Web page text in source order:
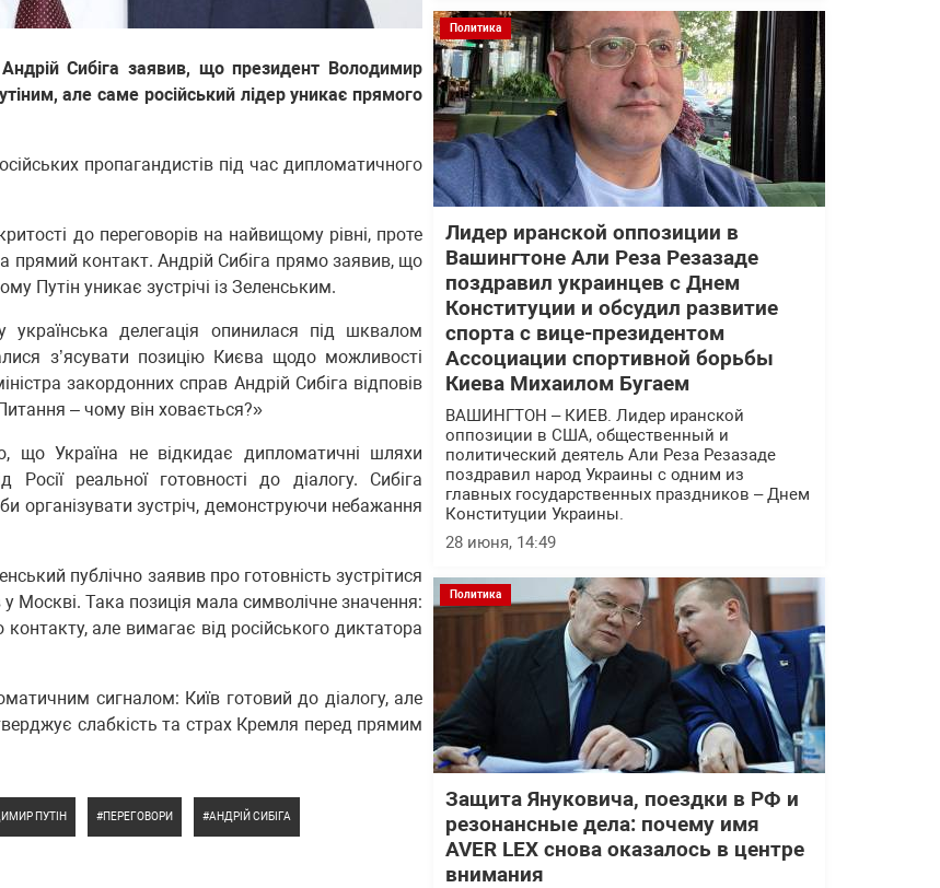
Сибіга заявив, що президент Володимир
але саме російський лідер уникає прямого
пропагандистів під час дипломатичного
до переговорів на найвищому рівні, проте
прямий контакт. Андрій Сибіга прямо заявив, що
Путін уникає зустрічі із Зеленським.
делегація опинилася під шквалом
з’ясувати позицію Києва щодо можливості
закордонних справ Андрій Сибіга відповів
– чому він ховається?»
що Україна не відкидає дипломатичні шляхи
реальної готовності до діалогу. Сибіга
організувати зустріч, демонструючи небажання
публічно заявив про готовність зустрітися
Москві. Така позиція мала символічне значення:
але вимагає від російського диктатора
сигналом: Київ готовий до діалогу, але
слабкість та страх Кремля перед прямим
ПУТІН ПЕРЕГОВОРИ АНДРІЙ СИБІГА
Политика
Лидер иранской оппозиции в
Вашингтоне Али Реза Резазаде
поздравил украинцев с Днем
Конституции и обсудил развитие
спорта с вице-президентом
Ассоциации спортивной борьбы
Киева Михаилом Бугаем
ВАШИНГТОН – КИЕВ. Лидер иранской
оппозиции в США, общественный и
политический деятель Али Реза Резазаде
поздравил народ Украины с одним из
главных государственных праздников – Днем
Конституции Украины.
28 июня, 14:49
Политика
Защита Януковича, поездки в РФ и
резонансные дела: почему имя
AVER LEX снова оказалось в центре
внимания